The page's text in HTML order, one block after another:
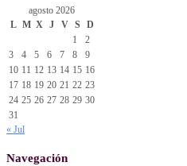
agosto 2026
L M X J V S
D
1
2
3
4 5 6 7 8
9
10 11 12 13 14 15 16
17 18 19 20 21 22 23
24 25 26 27 28 29 30
31
« Jul
Navegación